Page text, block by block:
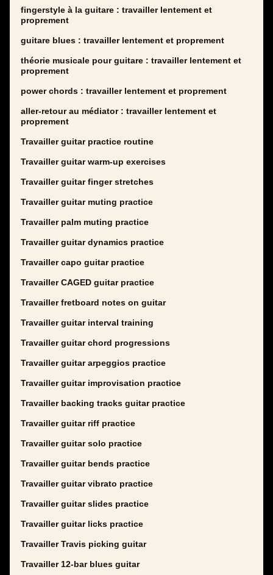
fingerstyle à la guitare : travailler lentement et
proprement
guitare blues : travailler lentement et proprement
théorie musicale pour guitare : travailler lentement et
proprement
power chords : travailler lentement et proprement
aller-retour au médiator : travailler lentement et
proprement
Travailler guitar practice routine
Travailler guitar warm-up exercises
Travailler guitar finger stretches
Travailler guitar muting practice
Travailler palm muting practice
Travailler guitar dynamics practice
Travailler capo guitar practice
Travailler CAGED guitar practice
Travailler fretboard notes on guitar
Travailler guitar interval training
Travailler guitar chord progressions
Travailler guitar arpeggios practice
Travailler guitar improvisation practice
Travailler backing tracks guitar practice
Travailler guitar riff practice
Travailler guitar solo practice
Travailler guitar bends practice
Travailler guitar vibrato practice
Travailler guitar slides practice
Travailler guitar licks practice
Travailler Travis picking guitar
Travailler 12-bar blues guitar